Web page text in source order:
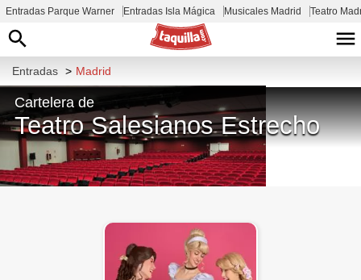
Entradas Parque Warner Entradas Isla Mágica Musicales Madrid Teatro
Entradas > Madrid
Cartelera de
Teatro Salesianos Estrecho
28039 Madrid, España